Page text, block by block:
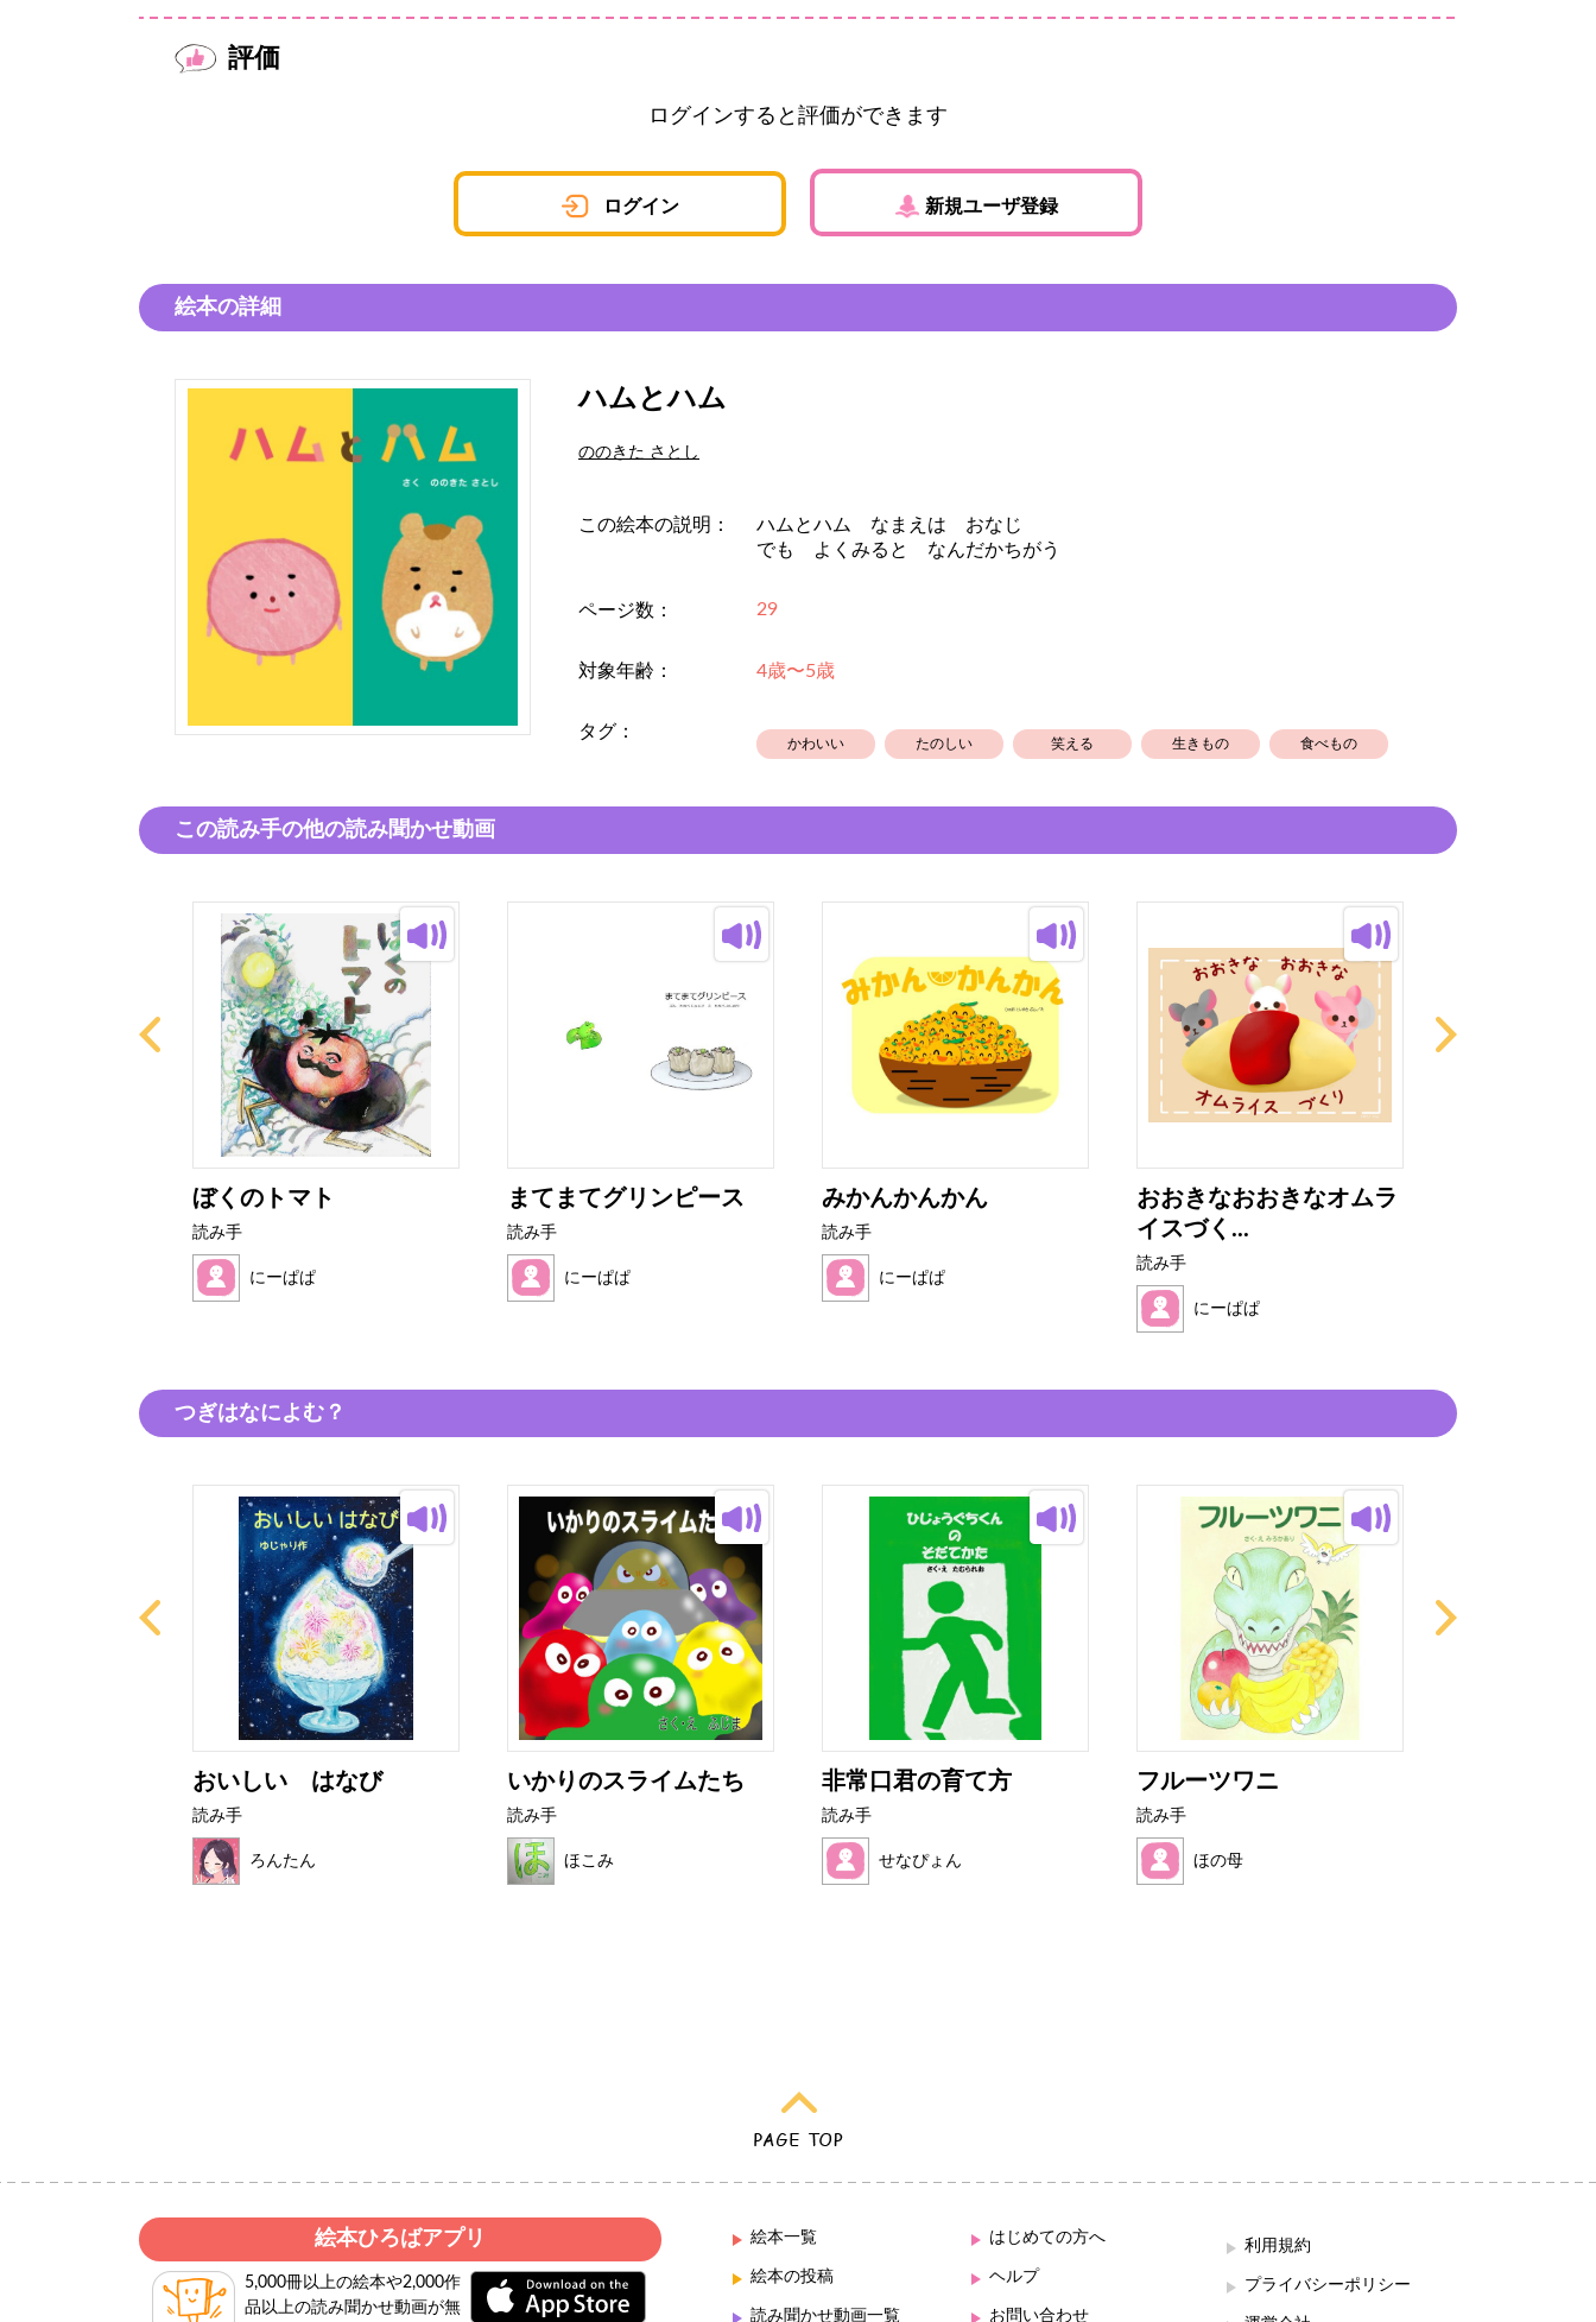
評価
ログインすると評価ができます
ログイン 新規ユーザ登録
絵本の詳細
ハムとハム
ののきた さとし
この絵本の説明：
ハムとハム なまえは おなじ
でも よくみると なんだかちがう
ページ数： 29
対象年齢： 4歳〜5歳
タグ：
かわいい たのしい 笑える 生きもの 食べもの
この読み手の他の読み聞かせ動画
ぼくのトマト
読み手
にーぱぱ
まてまてグリンピース
読み手
にーぱぱ
みかんかんかん
読み手
にーぱぱ
おおきなおおきなオムラ
イスづく...
読み手
にーぱぱ
つぎはなによむ？
おいしい はなび
読み手
ろんたん
いかりのスライムたち
読み手
ほこみ
非常口君の育て方
読み手
せなぴょん
フルーツワニ
読み手
ほの母
絵本ひろばアプリ
5,000冊以上の絵本や2,000作
品以上の読み聞かせ動画が無
絵本一覧
絵本の投稿
読み聞かせ動画一覧
はじめての方へ
ヘルプ
お問い合わせ
利用規約
プライバシーポリシー